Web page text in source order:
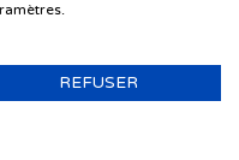
DROITS RÉSERVÉS
REFUSER